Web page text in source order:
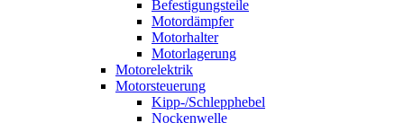
Befestigungsteile
Motordämpfer
Motorhalter
Motorlagerung
Motorelektrik
Motorsteuerung
Kipp-/Schlepphebel
Nockenwelle